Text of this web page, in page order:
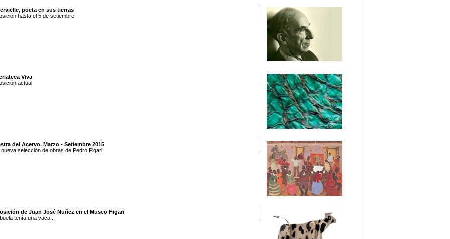
poeta en sus tierras
hasta el 5 de setiembre
Viva
actual
del Acervo. Marzo - Setiembre 2015
nueva selección de obras de Pedro Figari
de Juan José Nuñez en el Museo Figari
tenía una vaca...